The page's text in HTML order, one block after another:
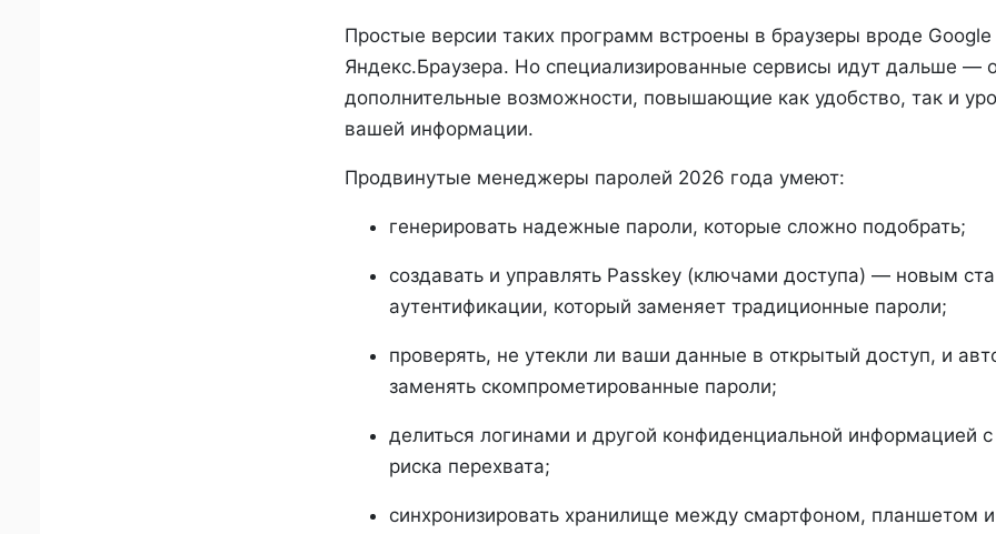
Простые версии таких программ встроены в браузеры вроде
Яндекс.Браузера. Но специализированные сервисы идут дальше —
дополнительные возможности, повышающие как удобство, так и
вашей информации.
Продвинутые менеджеры паролей 2026 года умеют:
генерировать надежные пароли, которые сложно подобрать;
создавать и управлять Passkey (ключами доступа) — новым
аутентификации, который заменяет традиционные пароли;
проверять, не утекли ли ваши данные в открытый доступ, и
заменять скомпрометированные пароли;
делиться логинами и другой конфиденциальной информацией
риска перехвата;
синхронизировать хранилище между смартфоном, планшетом